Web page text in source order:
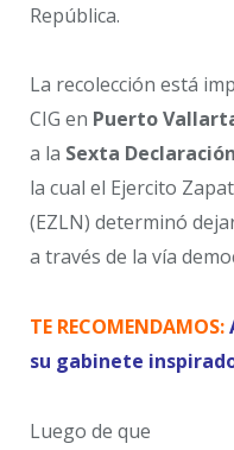
República.
La recolección está
CIG en Puerto
a la Sexta
la cual el Ejercito
(EZLN) determinó
a través de la vía
TE RECOMENDAMOS:
su gabinete
Luego de que